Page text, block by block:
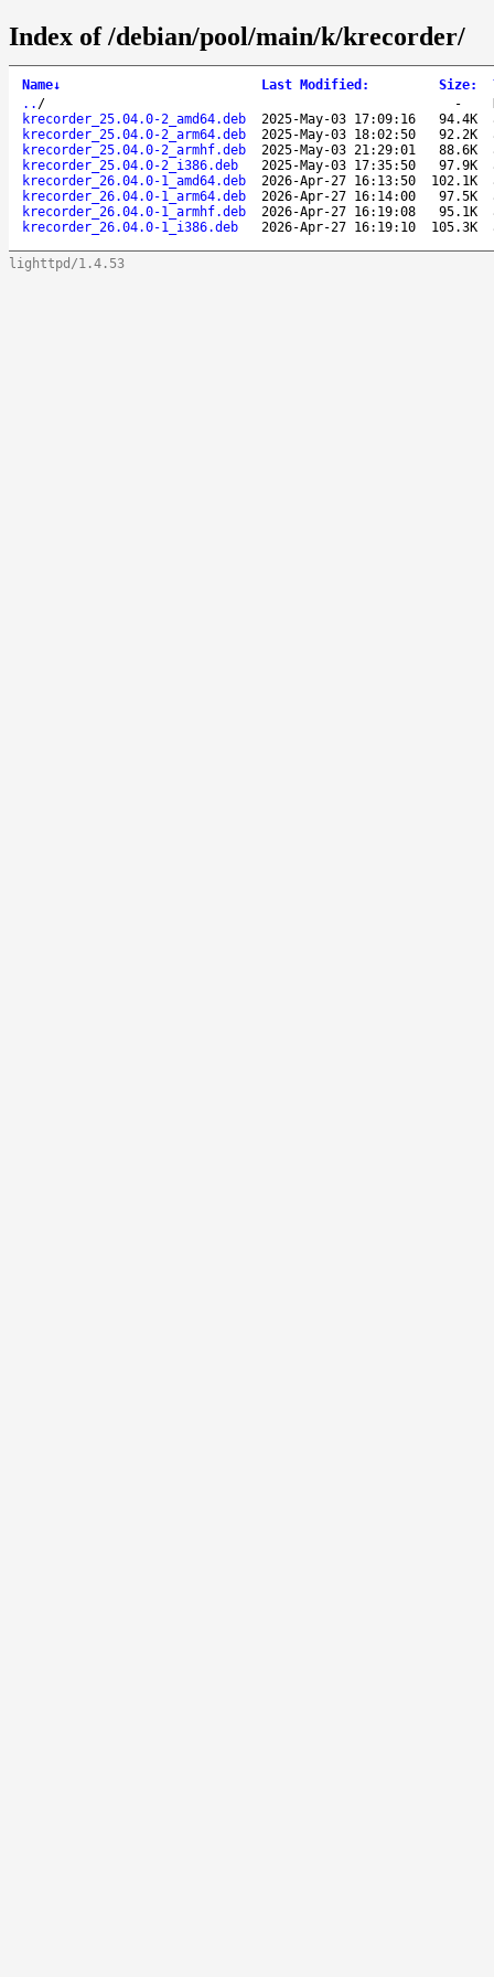
Index of /debian/pool/main/k/krecorder/
Name↓ Last Modified : Size:
.. / -
krecorder_25.04.0-2_amd64.deb
2025-May-03 17:09:16 94.4K
krecorder_25.04.0-2_arm64.deb
2025-May-03 18:02:50 92.2K
krecorder_25.04.0-2_armhf.deb
2025-May-03 21:29:01 88.6K
krecorder_25.04.0-2_i386.deb
2025-May-03 17:35:50 97.9K
krecorder_26.04.0-1_amd64.deb
2026-Apr-27 16:13:50 102.1K
krecorder_26.04.0-1_arm64.deb
2026-Apr-27 16:14:00 97.5K
krecorder_26.04.0-1_armhf.deb
2026-Apr-27 16:19:08 95.1K
krecorder_26.04.0-1_i386.deb
2026-Apr-27 16:19:10 105.3K
lighttpd/1.4.53